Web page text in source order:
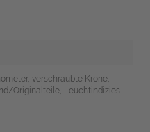
verschraubte Krone,
Originalteile, Leuchtindizies